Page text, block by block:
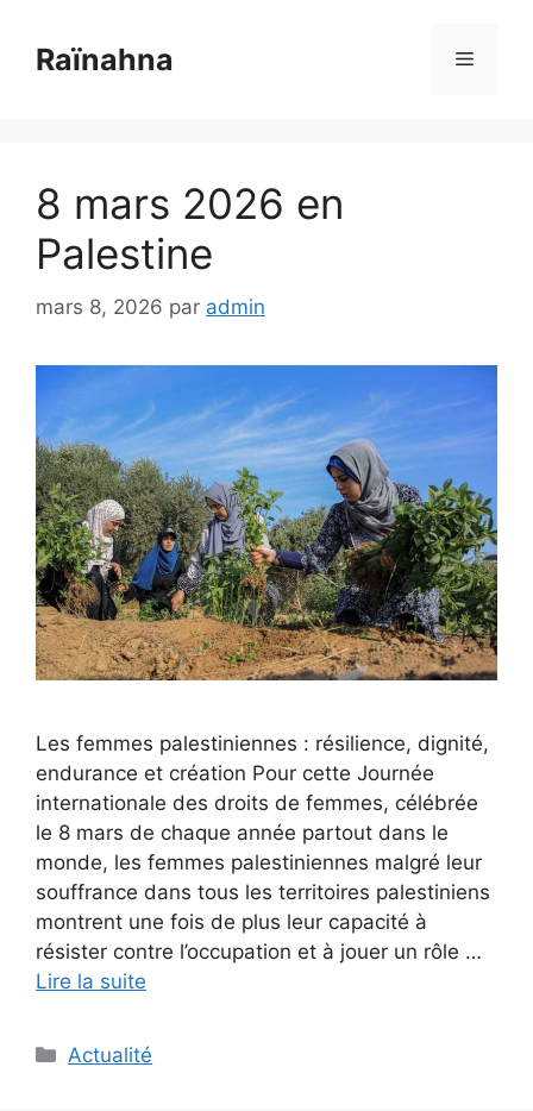
contenuRaïnahna Menu
8 mars 2026 en
Palestine
mars 8, 2026 par admin
Les femmes palestiniennes : résilience, dignité,
endurance et création Pour cette Journée
internationale des droits de femmes, célébrée
le 8 mars de chaque année partout dans le
monde, les femmes palestiniennes malgré leur
souffrance dans tous les territoires palestiniens
montrent une fois de plus leur capacité à
résister contre l’occupation et à jouer un rôle …
Lire la suite
Catégories
Actualité